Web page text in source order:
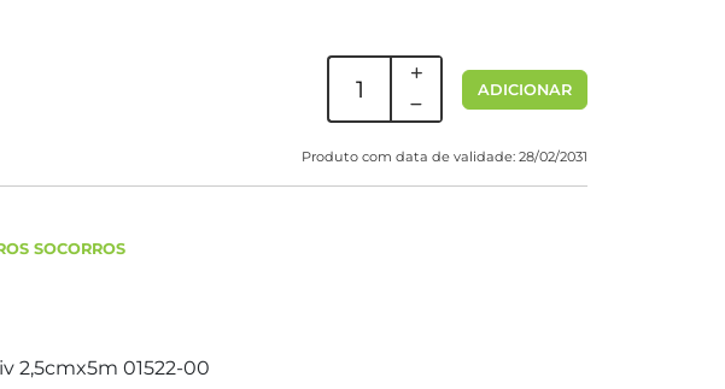
ADICIONAR
Produto com data de validade: 28/02/2031
SOCORROS
2,5cmx5m 01522-00